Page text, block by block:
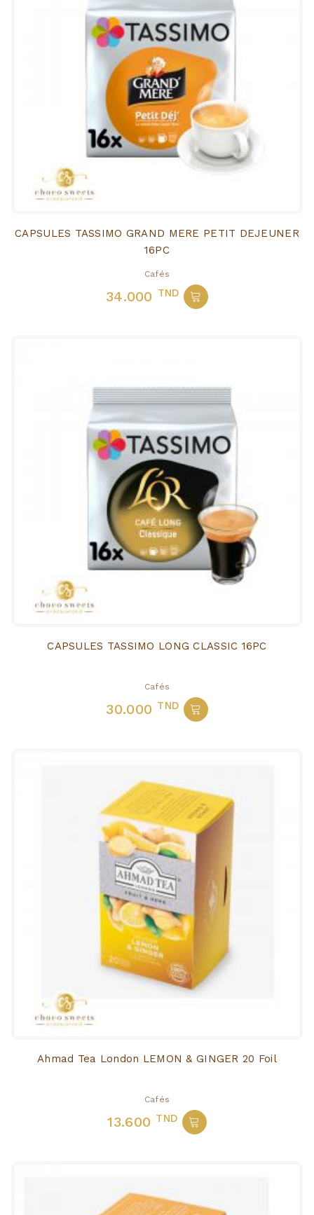
CAPSULES TASSIMO GRAND MERE PETIT DEJEUNER
16PC
Cafés
34.000 TND
CAPSULES TASSIMO LONG CLASSIC 16PC
Cafés
30.000 TND
Ahmad Tea London LEMON & GINGER 20 Foil
Cafés
13.600 TND